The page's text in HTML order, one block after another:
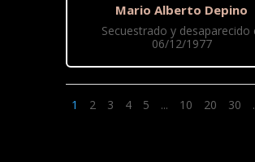
Mario Alberto Depino
Secuestrado y desaparecido
06/12/1977
1 2 3 4 5 ... 10 20 30